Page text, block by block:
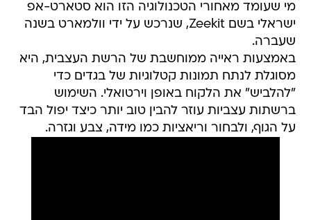
מי שעומד מאחורי הטכנולוגיה הזו הוא סטארט-אפ
ישראלי בשם Zeekit, שנרכש על ידי וולמארט בשנה
שעברה.
באמצעות ראייה ממוחשבת של הרשת העצבית, היא
מסוגלת לנתח תמונות קטלוגיות של בגדים כדי
"להלביש" את הלקוח באופן וירטואלי. השימוש
ברשתות עצביות עוזר להבין טוב יותר כיצד יפול הבד
על הגוף, ולבחור וריאציות כמו מידה, צבע וגזרה.